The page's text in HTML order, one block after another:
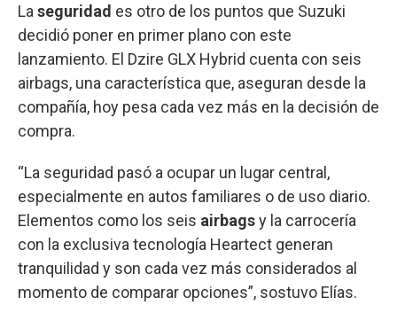
La seguridad es otro de los puntos que Suzuki
decidió poner en primer plano con este
lanzamiento. El Dzire GLX Hybrid cuenta con seis
airbags, una característica que, aseguran desde la
compañía, hoy pesa cada vez más en la decisión de
compra.
“La seguridad pasó a ocupar un lugar central,
especialmente en autos familiares o de uso diario.
Elementos como los seis airbagsy la carrocería
con la exclusiva tecnología Heartect generan
tranquilidad y son cada vez más considerados al
momento de comparar opciones”, sostuvo Elías.